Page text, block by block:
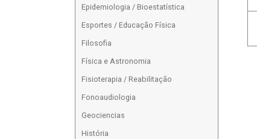
Epidemiologia / Bioestatística
Esportes / Educação Física
Filosofia
Física e Astronomia
Fisioterapia / Reabilitação
Fonoaudiologia
Geociencias
História